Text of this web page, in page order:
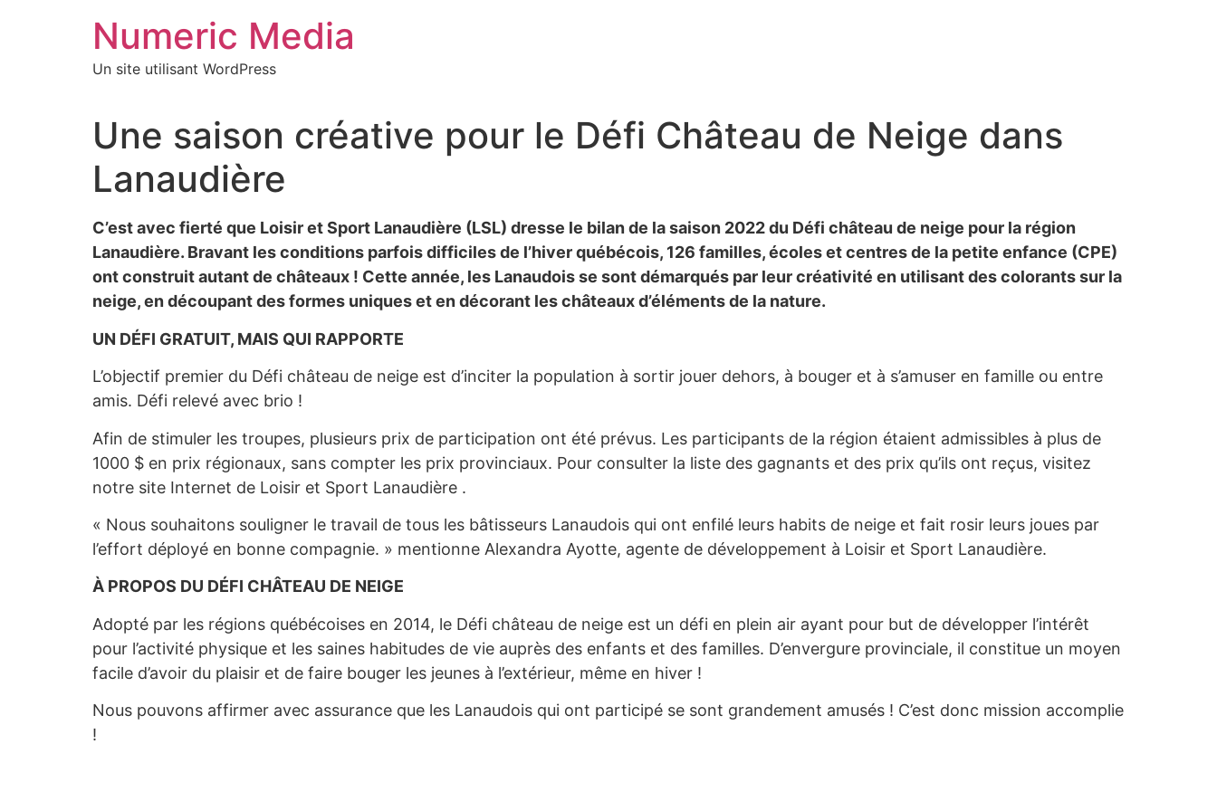
Numeric Media
Un site utilisant WordPress
Une saison créative pour le Défi Château de Neige dans
Lanaudière
C’est avec fierté que Loisir et Sport Lanaudière (LSL) dresse le bilan de la saison 2022 du Défi château de neige pour la région
Lanaudière. Bravant les conditions parfois difficiles de l’hiver québécois, 126 familles, écoles et centres de la petite enfance (CPE)
ont construit autant de châteaux ! Cette année, les Lanaudois se sont démarqués par leur créativité en utilisant des colorants sur la
neige, en découpant des formes uniques et en décorant les châteaux d’éléments de la nature.
UN DÉFI GRATUIT, MAIS QUI RAPPORTE
L’objectif premier du Défi château de neige est d’inciter la population à sortir jouer dehors, à bouger et à s’amuser en famille ou entre
amis. Défi relevé avec brio !
Afin de stimuler les troupes, plusieurs prix de participation ont été prévus. Les participants de la région étaient admissibles à plus de
1000 $ en prix régionaux, sans compter les prix provinciaux. Pour consulter la liste des gagnants et des prix qu’ils ont reçus, visitez
notre site Internet de Loisir et Sport Lanaudière .
« Nous souhaitons souligner le travail de tous les bâtisseurs Lanaudois qui ont enfilé leurs habits de neige et fait rosir leurs joues par
l’effort déployé en bonne compagnie. » mentionne Alexandra Ayotte, agente de développement à Loisir et Sport Lanaudière.
À PROPOS DU DÉFI CHÂTEAU DE NEIGE
Adopté par les régions québécoises en 2014, le Défi château de neige est un défi en plein air ayant pour but de développer l’intérêt
pour l’activité physique et les saines habitudes de vie auprès des enfants et des familles. D’envergure provinciale, il constitue un moyen
facile d’avoir du plaisir et de faire bouger les jeunes à l’extérieur, même en hiver !
Nous pouvons affirmer avec assurance que les Lanaudois qui ont participé se sont grandement amusés ! C’est donc mission accomplie
!